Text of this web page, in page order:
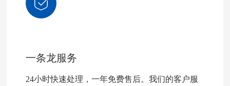
一条龙服务
24小时快速处理，一年免费售后。我们的客户服